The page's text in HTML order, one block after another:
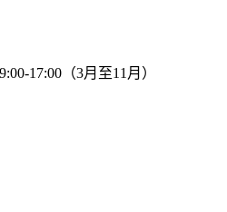
17:00（3月至11月）